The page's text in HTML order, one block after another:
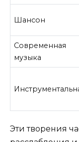
Шансон
Современная
музыка
Эти творения